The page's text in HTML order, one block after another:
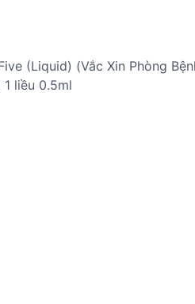
(Liquid) (Vắc Xin Phòng
liều 0.5ml